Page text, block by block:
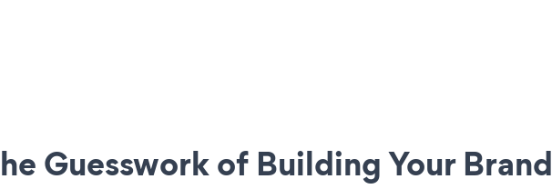
Guesswork of Building Your Brand